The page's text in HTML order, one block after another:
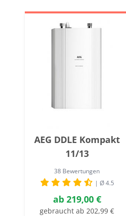
AEG DDLE Kompakt
11/13
38 Bewertungen
| Ø 4.5
ab219,00 €
gebraucht ab 202,99 €